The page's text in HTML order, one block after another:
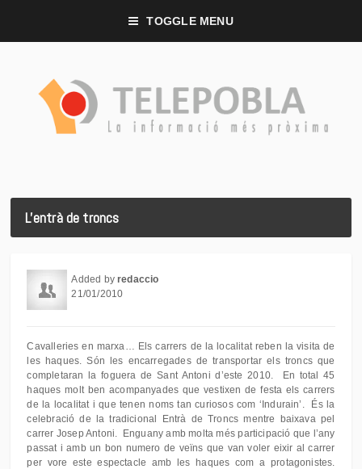
TOGGLE MENU
L'entrà de troncs
Added byredaccio
21/01/2010
Cavalleries en marxa… Els carrers de la localitat reben la visita de
les haques. Són les encarregades de transportar els troncs que
completaran la foguera de Sant Antoni d’este 2010. En total 45
haques molt ben acompanyades que vestixen de festa els carrers
de la localitat i que tenen noms tan curiosos com ‘Indurain’. És la
celebració de la tradicional Entrà de Troncs mentre baixava pel
carrer Josep Antoni. Enguany amb molta més participació que l’any
passat i amb un bon numero de veïns que van voler eixir al carrer
per vore este espectacle amb les haques com a protagonistes.